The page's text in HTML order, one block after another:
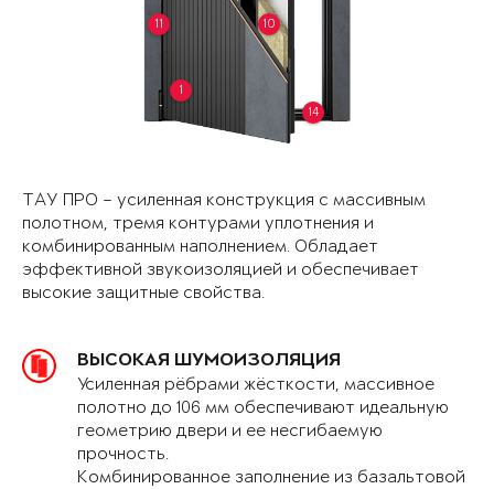
1
10
11
14
ТАУ ПРО – усиленная конструкция с массивным
полотном, тремя контурами уплотнения и
комбинированным наполнением. Обладает
эффективной звукоизоляцией и обеспечивает
высокие защитные свойства.
ВЫСОКАЯ ШУМОИЗОЛЯЦИЯ
Усиленная рёбрами жёсткости, массивное
полотно до 106 мм обеспечивают идеальную
геометрию двери и ее несгибаемую
прочность.
Комбинированное заполнение из базальтовой